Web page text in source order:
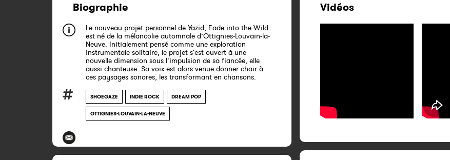
Biographie
Le nouveau projet personnel de Yazid, Fade into the Wild
est né de la mélancolie automnale d’Ottignies-Louvain-la-
Neuve. Initialement pensé comme une exploration
instrumentale solitaire, le projet s’est ouvert à une
nouvelle dimension sous l’impulsion de sa fiancée, elle
aussi chanteuse. Sa voix est alors venue donner chair à
ces paysages sonores, les transformant en chansons.
SHOEGAZE INDIE ROCK DREAM POP
OTTIGNIES-LOUVAIN-LA-NEUVE
Vidéos